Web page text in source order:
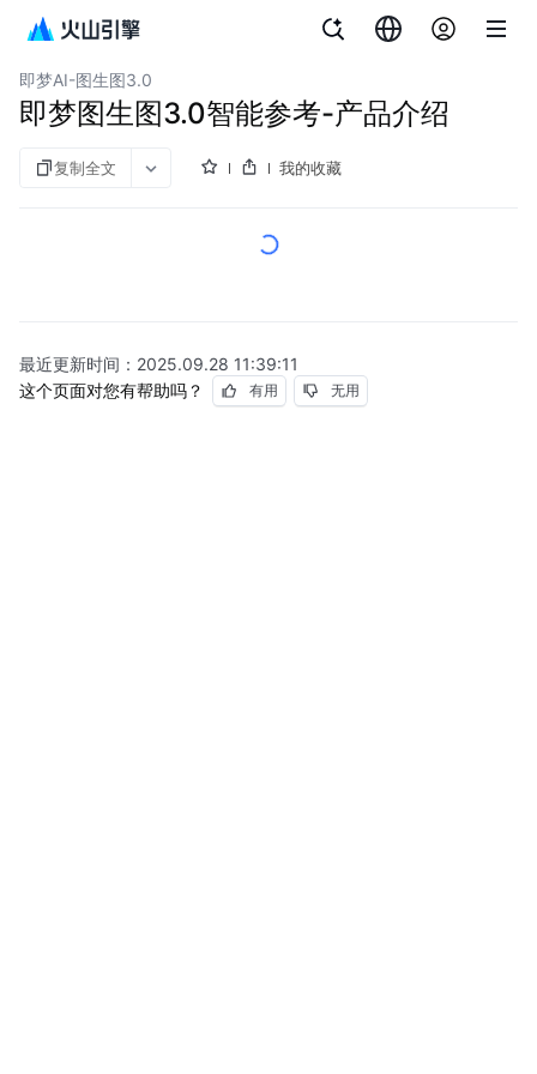
即梦AI
即梦AI-图生图3.0
即梦图生图3.0智能参考-产品介绍
复制全文 我的收藏
最近更新时间： 2025.09.28 11:39:11
这个页面对您有帮助吗？
有用 无用